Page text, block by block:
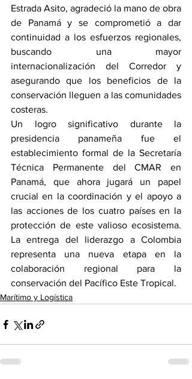
Estrada Asito, agradeció la mano de obra
de Panamá y se comprometió a dar
continuidad a los esfuerzos regionales,
buscando una mayor
internacionalización del Corredor y
asegurando que los beneficios de la
conservación lleguen a las comunidades
costeras.
Un logro significativo durante la
presidencia panameña fue el
establecimiento formal de la Secretaría
Técnica Permanente del CMAR en
Panamá, que ahora jugará un papel
crucial en la coordinación y el apoyo a
las acciones de los cuatro países en la
protección de este valioso ecosistema.
La entrega del liderazgo a Colombia
representa una nueva etapa en la
colaboración regional para la
conservación del Pacífico Este Tropical.
Marítimo y Logística